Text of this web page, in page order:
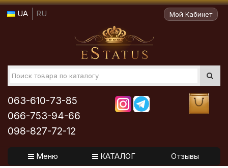
UA RU Мой Кабинет
063-610-73-85
066-753-94-66
098-827-72-12
Меню КАТАЛОГ Отзывы